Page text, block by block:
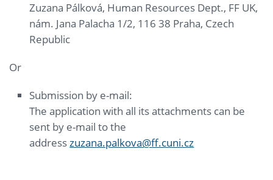
Zuzana Pálková, Human Resources Dept., FF UK,
nám. Jana Palacha 1/2, 116 38 Praha, Czech
Republic
Or
Submission by e-mail:
The application with all its attachments can be
sent by e-mail to the
addresszuzana.palkova@ff.cuni.cz